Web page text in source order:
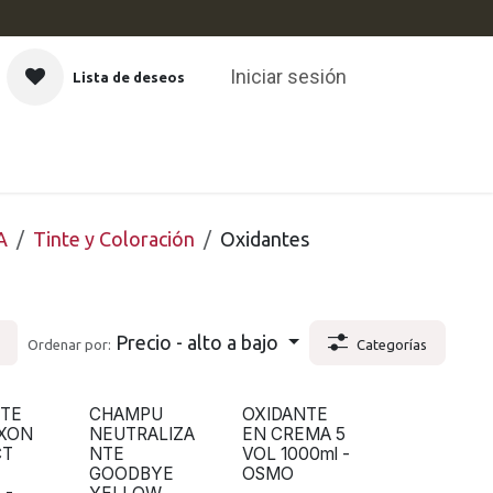
Lista de deseos Iniciar sesión
Tinte y Coloración Oxidantes
Ordenar por: Precio - alto a bajo Categorías
CHAMPU
NEUTRALIZA
NTE
GOODBYE
OXIDANTE
EN CREMA 5
VOL 1000ml -
OSMO